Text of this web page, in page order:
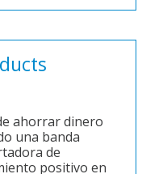
ahorrar dinero
una banda
de
positivo en